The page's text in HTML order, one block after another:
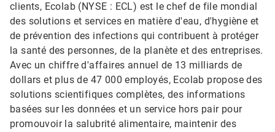
clients, Ecolab (NYSE : ECL) est le chef de file mondial
des solutions et services en matière d'eau, d'hygiène et
de prévention des infections qui contribuent à protéger
la santé des personnes, de la planète et des entreprises.
Avec un chiffre d'affaires annuel de 13 milliards de
dollars et plus de 47 000 employés, Ecolab propose des
solutions scientifiques complètes, des informations
basées sur les données et un service hors pair pour
promouvoir la salubrité alimentaire, maintenir des